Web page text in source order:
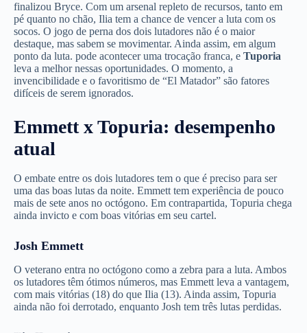
finalizou Bryce. Com um arsenal repleto de recursos, tanto em
pé quanto no chão, Ilia tem a chance de vencer a luta com os
socos. O jogo de perna dos dois lutadores não é o maior
destaque, mas sabem se movimentar. Ainda assim, em algum
ponto da luta. pode acontecer uma trocação franca, e Tuporia
leva a melhor nessas oportunidades. O momento, a
invencibilidade e o favoritismo de “El Matador” são fatores
difíceis de serem ignorados.
Emmett x Topuria: desempenho
atual
O embate entre os dois lutadores tem o que é preciso para ser
uma das boas lutas da noite. Emmett tem experiência de pouco
mais de sete anos no octógono. Em contrapartida, Topuria chega
ainda invicto e com boas vitórias em seu cartel.
Josh Emmett
O veterano entra no octógono como a zebra para a luta. Ambos
os lutadores têm ótimos números, mas Emmett leva a vantagem,
com mais vitórias (18) do que Ilia (13). Ainda assim, Topuria
ainda não foi derrotado, enquanto Josh tem três lutas perdidas.